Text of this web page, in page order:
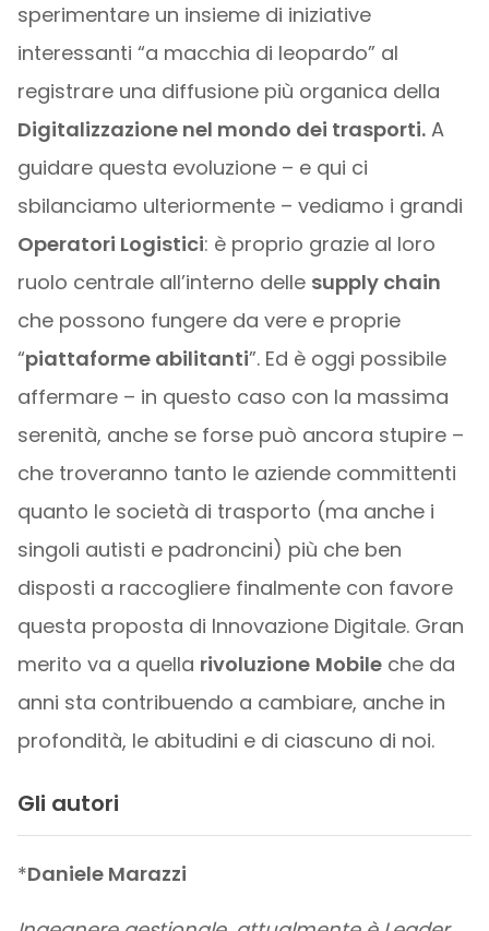
sperimentare un insieme di iniziative
interessanti “a macchia di leopardo” al
registrare una diffusione più organica della
Digitalizzazione nel mondo dei trasporti.A
guidare questa evoluzione – e qui ci
sbilanciamo ulteriormente – vediamo i grandi
Operatori Logistici: è proprio grazie al loro
ruolo centrale all’interno delle supply chain
che possono fungere da vere e proprie
“piattaforme abilitanti”. Ed è oggi possibile
affermare – in questo caso con la massima
serenità, anche se forse può ancora stupire –
che troveranno tanto le aziende committenti
quanto le società di trasporto (ma anche i
singoli autisti e padroncini) più che ben
disposti a raccogliere finalmente con favore
questa proposta di Innovazione Digitale. Gran
merito va a quella rivoluzione Mobileche da
anni sta contribuendo a cambiare, anche in
profondità, le abitudini e di ciascuno di noi.
Gli autori
*Daniele Marazzi